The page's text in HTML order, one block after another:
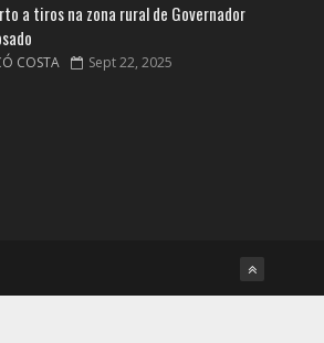
a tiros na zona rural de Governador
COSTA Sept 22, 2025